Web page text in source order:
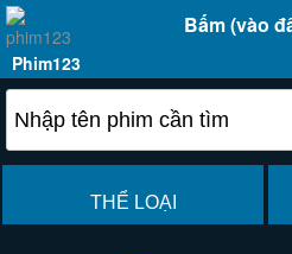
Bấm (vào
Phim123
THỂ LOẠI